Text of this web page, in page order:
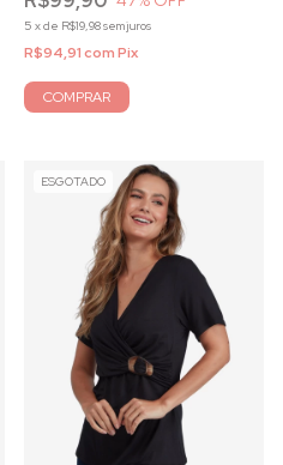
5 xde R$19,98sem juros
R$94,91comPix
COMPRAR
ESGOTADO